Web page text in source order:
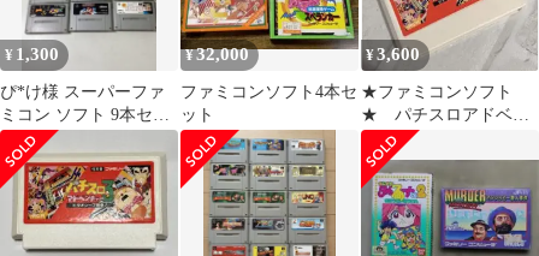
¥ 1,300
ぴ*け様 スーパーファ
ミコン ソフト 9本セッ
ト まとめ売り
¥32,000
ファミコンソフト4本セ
ット
¥3,600
★ファミコンソフト
★ パチスロアドベン
チャー3